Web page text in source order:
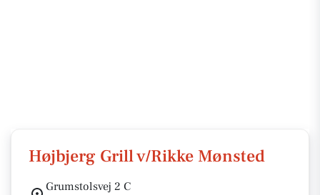
Højbjerg Grill v/Rikke Mønsted
Grumstolsvej 2 C